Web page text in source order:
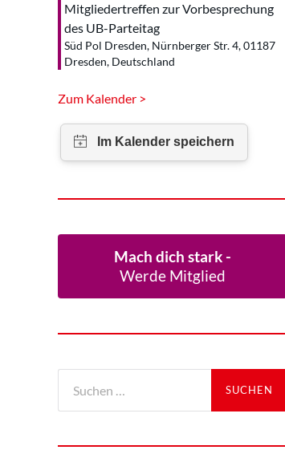
Mitgliedertreffen zur Vorbesprechung
des UB-Parteitag
Süd Pol Dresden, Nürnberger Str. 4, 01187
Dresden, Deutschland
Zum Kalender >
Mach dich stark -
Werde Mitglied